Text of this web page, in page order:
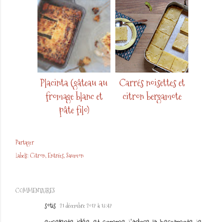
Placinta (gâteau au
fromage blanc et
pâte filo)
Carrés noisettes et
citron bergamote
Partager
Labels: Citron Entrées Saumon
COMMENTAIRES
sotis 21 décembre 2017 à 13:47